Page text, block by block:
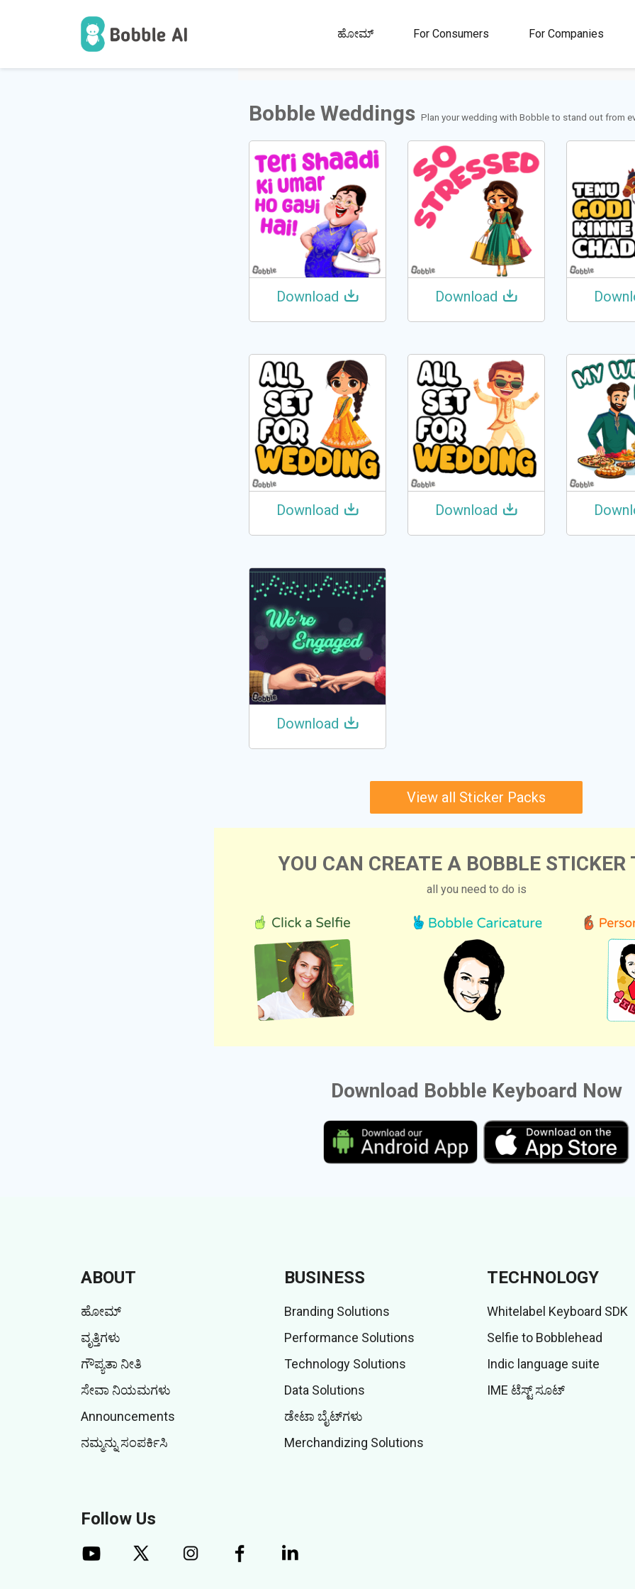
ಹೋಮ್ For Consumers For Companies
100M+ 4.5
ರೇಟಿಂಗ್
1M+
ಸ್ಟಿಕ್ಕರ್‌ಗಳು ಮತ್ತು
Bobble Weddings Plan your wedding with Bobble to stand out from
Download Download
Download Download
Download
View all Sticker Packs
YOU CAN CREATE A BOBBLE STICKER
all you need to do is
Download Bobble Keyboard Now
ABOUT
ಹೋಮ್
ವೃತ್ತಿಗಳು
ಗೌಪ್ಯತಾ ನೀತಿ
ಸೇವಾ ನಿಯಮಗಳು
Announcements
ನಮ್ಮನ್ನು ಸಂಪರ್ಕಿಸಿ
BUSINESS
Branding Solutions
Performance Solutions
Technology Solutions
Data Solutions
ಡೇಟಾ ಬೈಟ್‌ಗಳು
Merchandizing Solutions
TECHNOLOGY
Whitelabel Keyboard SDK
Selfie to Bobblehead
Indic language suite
IME ಟೆಸ್ಟ್ ಸೂಟ್
Follow Us